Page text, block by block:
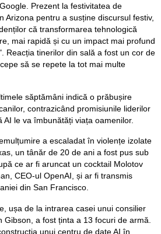
Prezent la festivitatea de
Arizona pentru a susține discursul festiv,
că transformarea tehnologică
mai rapidă și cu un impact mai profund
Reacția tinerilor din sală a fost un cor de
să se repete la tot mai multe
săptămâni indică o prăbușire
contrazicând promisiunile liderilor
le va îmbunătăți viața oamenilor.
a escaladat în violențe izolate
un tânăr de 20 de ani a fost pus sub
ce ar fi aruncat un cocktail Molotov
CEO-ul OpenAI, și ar fi transmis
din San Francisco.
ușa de la intrarea casei unui consilier
Gibson, a fost ținta a 13 focuri de armă.
unui centru de date AI în